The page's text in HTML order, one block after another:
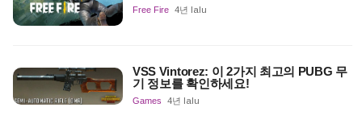
Free Fire 4년 lalu
VSS Vintorez: 이 2가지 최고의 PUBG 무
기 정보를 확인하세요!
Games 4년 lalu